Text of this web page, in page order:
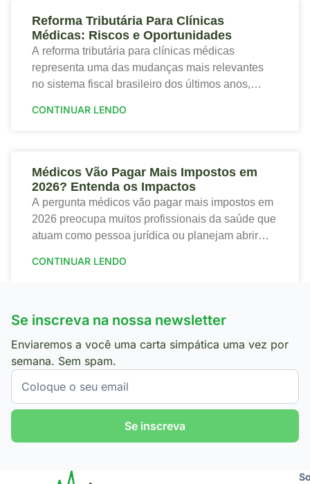
Reforma Tributária Para Clínicas
Médicas: Riscos e Oportunidades
A reforma tributária para clínicas médicas
representa uma das mudanças mais relevantes
no sistema fiscal brasileiro dos últimos anos,
setor de saúde. Portanto,
CONTINUAR LENDO
Médicos Vão Pagar Mais Impostos em
2026? Entenda os Impactos
A pergunta médicos vão pagar mais impostos em
2026 preocupa muitos profissionais da saúde que
atuam como pessoa jurídica ou planejam abrir
mudanças
CONTINUAR LENDO
Se inscreva na nossa newsletter
Enviaremos a você uma carta simpática uma vez por
semana. Sem spam.
Se inscreva